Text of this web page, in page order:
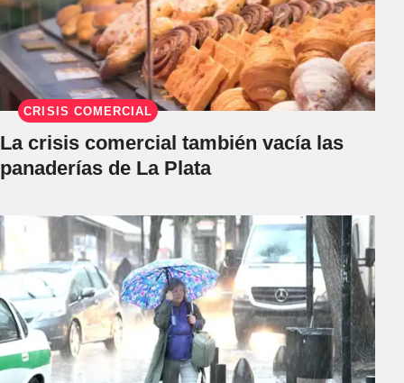
CRISIS COMERCIAL
La crisis comercial también vacía las
panaderías de La Plata